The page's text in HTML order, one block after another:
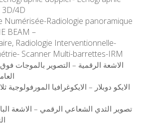
4D
Numérisée-Radiologie panoramique
BEAM –
Radiologie Interventionnelle-
Scanner Multi-barrettes-IRM
الاشعة الرقمية – التصوير بالموجات
الايكو دوبلار – الايكوغرافيا المورفولوجية
تصوير الثدي الشعاعي الرقمي – الاشعة